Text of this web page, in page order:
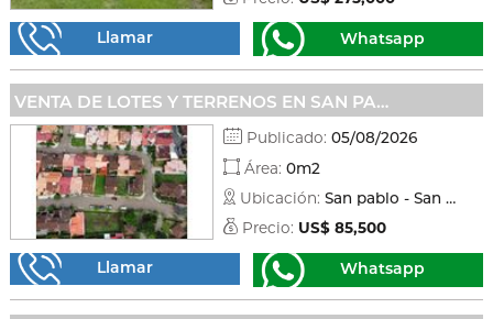
Llamar Whatsapp
VENTA DE LOTES Y TERRENOS EN SAN PABLO - SAN PABLO
Publicado: 05/08/2026
Área: 0m2
Ubicación:
San pablo - San pablo
Precio: US$ 85,500
Llamar Whatsapp